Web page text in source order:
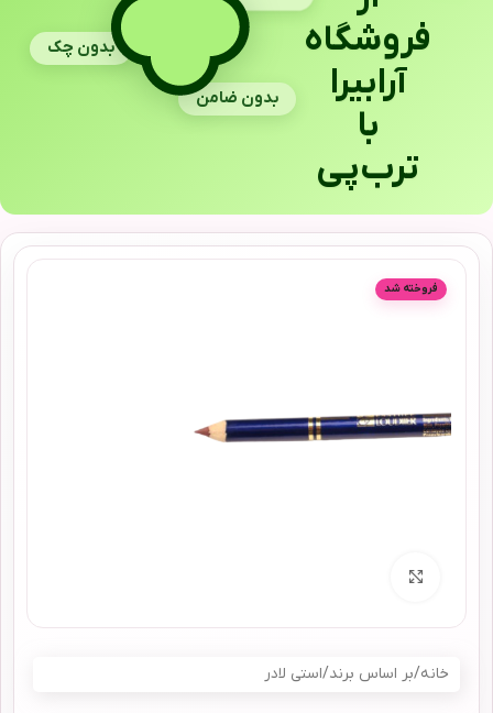
فروشگاه
آرابیرا
با
ترب‌پی
بدون چک
بدون ضامن
فروخته شد
خانه/بر اساس برند/استی لادر